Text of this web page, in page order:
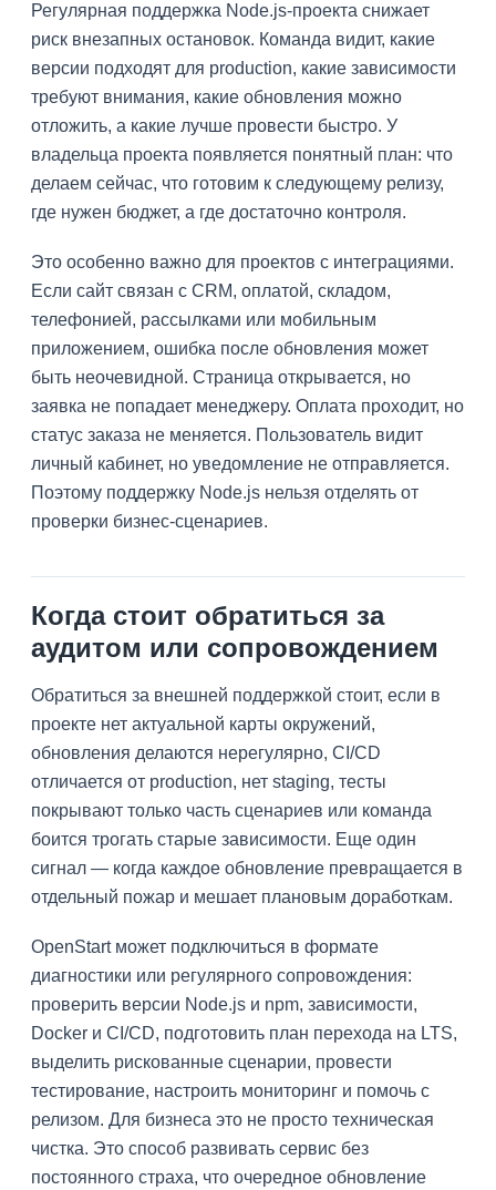
Регулярная поддержка Node.js-проекта снижает
риск внезапных остановок. Команда видит, какие
версии подходят для production, какие зависимости
требуют внимания, какие обновления можно
отложить, а какие лучше провести быстро. У
владельца проекта появляется понятный план: что
делаем сейчас, что готовим к следующему релизу,
где нужен бюджет, а где достаточно контроля.
Это особенно важно для проектов с интеграциями.
Если сайт связан с CRM, оплатой, складом,
телефонией, рассылками или мобильным
приложением, ошибка после обновления может
быть неочевидной. Страница открывается, но
заявка не попадает менеджеру. Оплата проходит, но
статус заказа не меняется. Пользователь видит
личный кабинет, но уведомление не отправляется.
Поэтому поддержку Node.js нельзя отделять от
проверки бизнес-сценариев.
Когда стоит обратиться за
аудитом или сопровождением
Обратиться за внешней поддержкой стоит, если в
проекте нет актуальной карты окружений,
обновления делаются нерегулярно, CI/CD
отличается от production, нет staging, тесты
покрывают только часть сценариев или команда
боится трогать старые зависимости. Еще один
сигнал — когда каждое обновление превращается в
отдельный пожар и мешает плановым доработкам.
OpenStart может подключиться в формате
диагностики или регулярного сопровождения:
проверить версии Node.js и npm, зависимости,
Docker и CI/CD, подготовить план перехода на LTS,
выделить рискованные сценарии, провести
тестирование, настроить мониторинг и помочь с
релизом. Для бизнеса это не просто техническая
чистка. Это способ развивать сервис без
постоянного страха, что очередное обновление